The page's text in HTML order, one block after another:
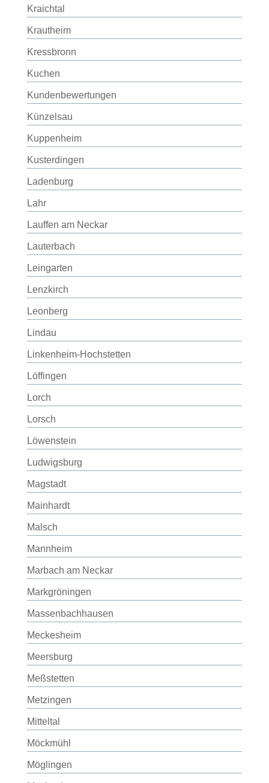
Kraichtal
Krautheim
Kressbronn
Kuchen
Kundenbewertungen
Künzelsau
Kuppenheim
Kusterdingen
Ladenburg
Lahr
Lauffen am Neckar
Lauterbach
Leingarten
Lenzkirch
Leonberg
Lindau
Linkenheim-Hochstetten
Löffingen
Lorch
Lorsch
Löwenstein
Ludwigsburg
Magstadt
Mainhardt
Malsch
Mannheim
Marbach am Neckar
Markgröningen
Massenbachhausen
Meckesheim
Meersburg
Meßstetten
Metzingen
Mitteltal
Möckmühl
Möglingen